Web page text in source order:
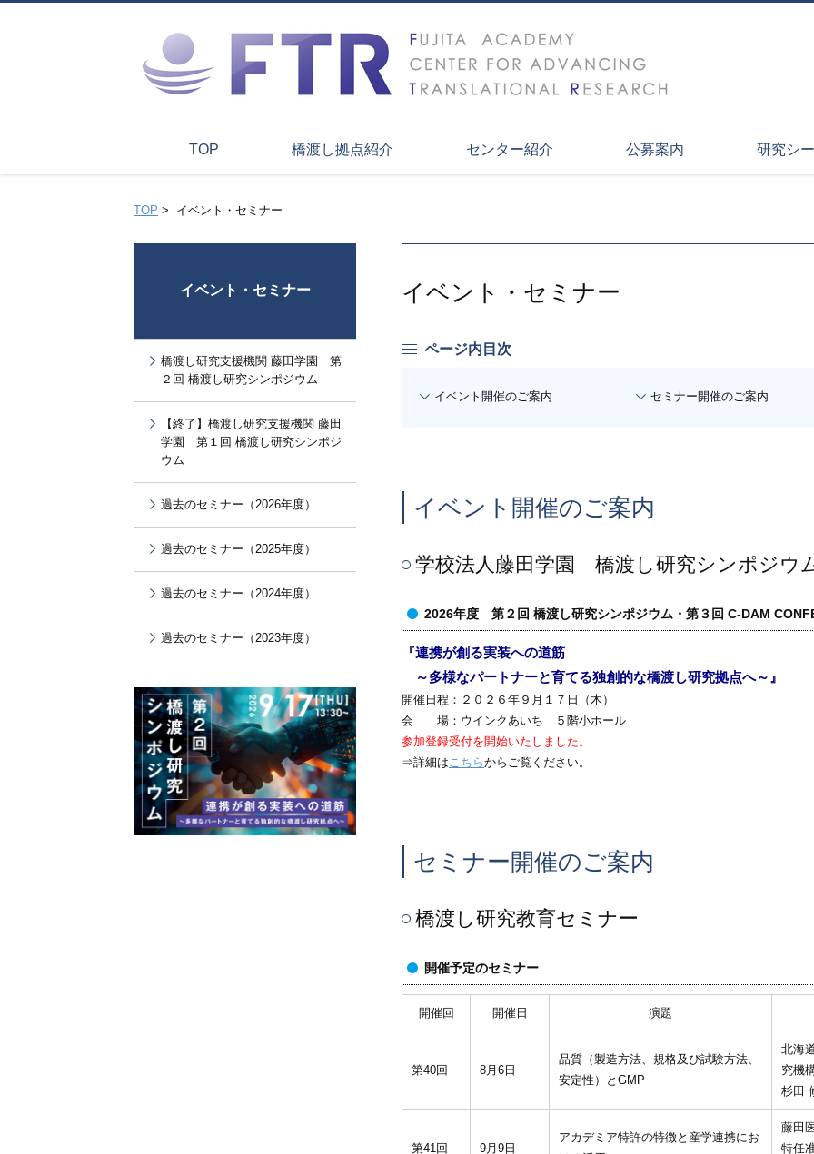
TOP 橋渡し拠点紹介 センター紹介 公募案内 研究シ
TOP > イベント・セミナー
イベント・セミナー
ページ内目次
イベント開催のご案内 セミナー開催のご案内
イベント開催のご案内
学校法人藤田学園 橋渡し研究シンポジウ
2026年度 第２回 橋渡し研究シンポジウム・第３回 C-DAM
『連携が創る実装への道筋
～多様なパートナーと育てる独創的な橋渡し研究拠点へ～』
開催日程：２０２６年９月１７日（木）
会 場：ウインクあいち ５階小ホール
参加登録受付を開始いたしました。
⇒詳細は こちらからご覧ください。
セミナー開催のご案内
橋渡し研究教育セミナー
開催予定のセミナー
開催回 開催日 演題
第40回 8月6日
品質（製造方法、規格及び試験方法、
安定性）とGMP
北海
究機
杉田
第41回 9月9日
アカデミア特許の特徴と産学連携にお
藤田
特任
イベント・セミナー
橋渡し研究支援機関 藤田学園 第
２回 橋渡し研究シンポジウム
【終了】橋渡し研究支援機関 藤田
学園 第１回 橋渡し研究シンポジ
ウム
過去のセミナー（2026年度）
過去のセミナー（2025年度）
過去のセミナー（2024年度）
過去のセミナー（2023年度）